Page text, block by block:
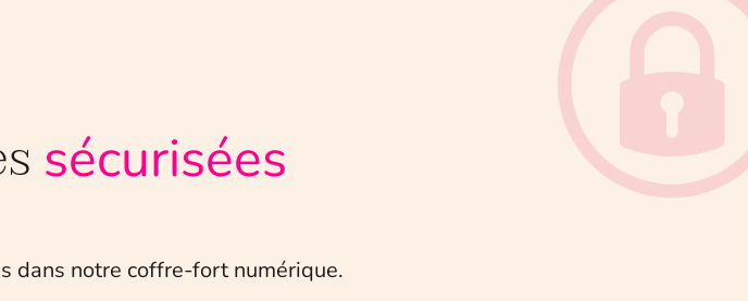
sécurisées
dans notre coffre-fort numérique.